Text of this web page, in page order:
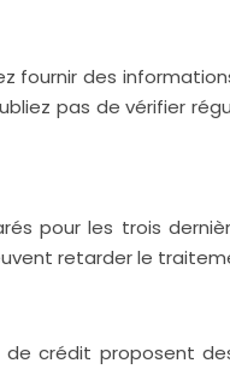
fournir des
pas de vérifier
pour les trois
retarder le
crédit proposent